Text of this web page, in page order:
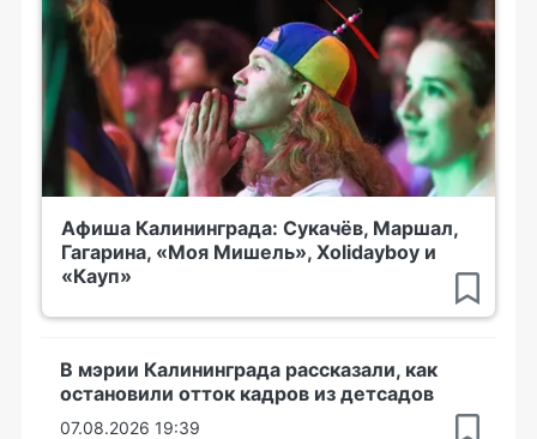
Афиша Калининграда: Сукачёв, Маршал,
Гагарина, «Моя Мишель», Xolidayboy и
«Кауп»
В мэрии Калининграда рассказали, как
остановили отток кадров из детсадов
07.08.2026 19:39